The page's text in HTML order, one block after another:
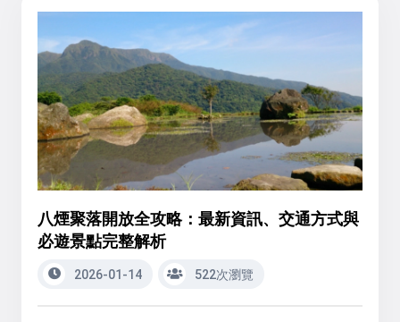
八煙聚落開放全攻略：最新資訊、交通方式與
必遊景點完整解析
2026-01-14 522次瀏覽